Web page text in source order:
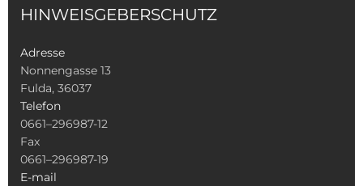
HINWEISGEBERSCHUTZ
Adresse
Nonnengasse 13
Fulda, 36037
Telefon
0661–296987-12
Fax
0661–296987-19
E-mail